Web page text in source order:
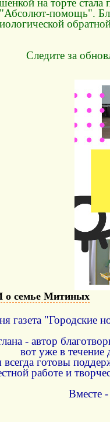
на торте
"Абсолют-помощь".
Следите за
семье Митиных
газета "Городские
- автор
вот уже в
готовы
работе и
Вместе